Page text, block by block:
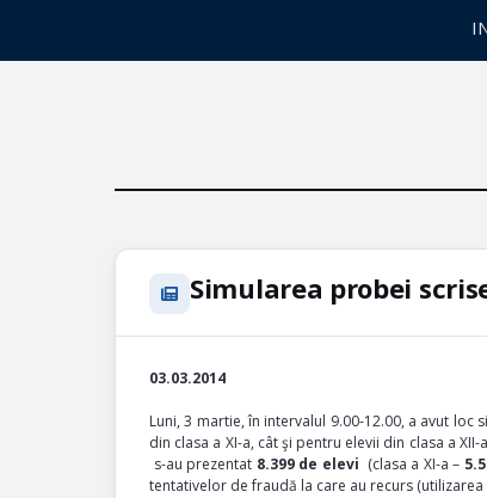
Simularea probei
03.03.2014
Luni, 3 martie, în intervalul 9.00-12.00, a avut
din clasa a XI-a, cât şi pentru elevii din clasa a
s-au prezentat 8.399 de elevi (clasa a XI-a –
tentativelor de fraudă la care au recurs